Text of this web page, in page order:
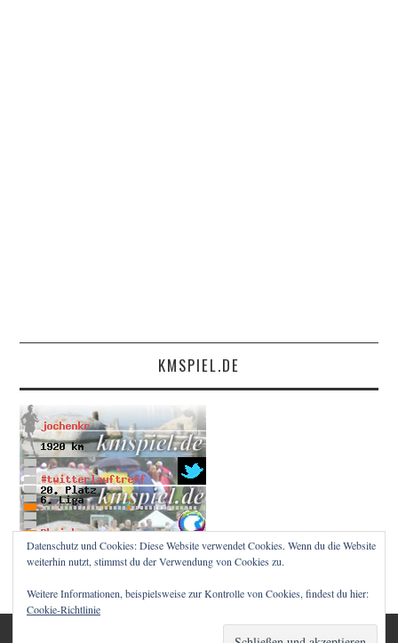
KMSPIEL.DE
© 2026 RUNNINGMZ. ALLE RECHTE VORBEHALTEN.
Datenschutz und Cookies: Diese Website verwendet Cookies. Wenn du die Website
weiterhin nutzt, stimmst du der Verwendung von Cookies zu.
Weitere Informationen, beispielsweise zur Kontrolle von Cookies, findest du hier:
Cookie-Richtlinie